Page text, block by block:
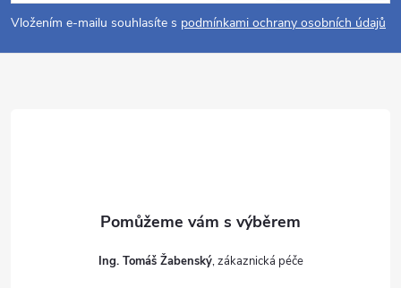
pVložením e-mailu souhlasíte s podmínkami ochrany osobních údajů
Ing. Tomáš Žabenský